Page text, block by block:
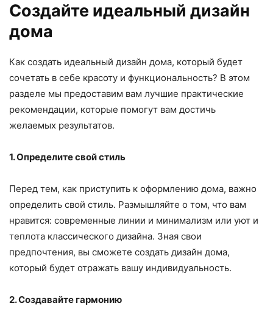
Создайте идеальный дизайн
дома
Как создать идеальный дизайн дома, который будет
сочетать в себе красоту и функциональность? В этом
разделе мы предоставим вам лучшие практические
рекомендации, которые помогут вам достичь
желаемых результатов.
1. Определите свой стиль
Перед тем, как приступить к оформлению дома, важно
определить свой стиль. Размышляйте о том, что вам
нравится: современные линии и минимализм или уют и
теплота классического дизайна. Зная свои
предпочтения, вы сможете создать дизайн дома,
который будет отражать вашу индивидуальность.
2. Создавайте гармонию